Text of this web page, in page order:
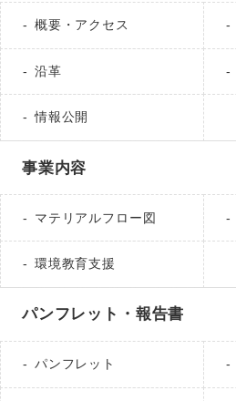
概要・アクセス
沿革
情報公開
事業内容
マテリアルフロー図
環境教育支援
パンフレット・報告書
パンフレット